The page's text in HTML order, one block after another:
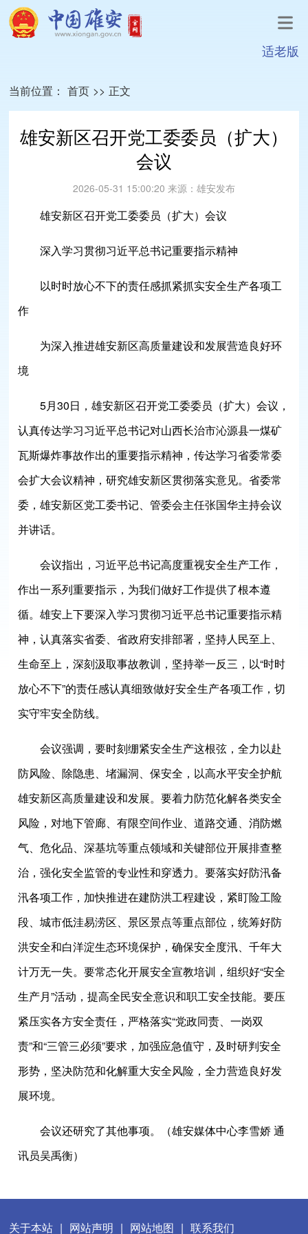
适老版
当前位置： 首页 >> 正文
雄安新区召开党工委委员（扩大）
会议
2026-05-31 15:00:20 来源： 雄安发布
雄安新区召开党工委委员（扩大）会议
深入学习贯彻习近平总书记重要指示精神
以时时放心不下的责任感抓紧抓实安全生产各项工
作
为深入推进雄安新区高质量建设和发展营造良好环
境
5月30日，雄安新区召开党工委委员（扩大）会议，
认真传达学习习近平总书记对山西长治市沁源县一煤矿
瓦斯爆炸事故作出的重要指示精神，传达学习省委常委
会扩大会议精神，研究雄安新区贯彻落实意见。省委常
委，雄安新区党工委书记、管委会主任张国华主持会议
并讲话。
会议指出，习近平总书记高度重视安全生产工作，
作出一系列重要指示，为我们做好工作提供了根本遵
循。雄安上下要深入学习贯彻习近平总书记重要指示精
神，认真落实省委、省政府安排部署，坚持人民至上、
生命至上，深刻汲取事故教训，坚持举一反三，以“时时
放心不下”的责任感认真细致做好安全生产各项工作，切
实守牢安全防线。
会议强调，要时刻绷紧安全生产这根弦，全力以赴
防风险、除隐患、堵漏洞、保安全，以高水平安全护航
雄安新区高质量建设和发展。要着力防范化解各类安全
风险，对地下管廊、有限空间作业、道路交通、消防燃
气、危化品、深基坑等重点领域和关键部位开展排查整
治，强化安全监管的专业性和穿透力。要落实好防汛备
汛各项工作，加快推进在建防洪工程建设，紧盯险工险
段、城市低洼易涝区、景区景点等重点部位，统筹好防
洪安全和白洋淀生态环境保护，确保安全度汛、千年大
计万无一失。要常态化开展安全宣教培训，组织好“安全
生产月”活动，提高全民安全意识和职工安全技能。要压
紧压实各方安全责任，严格落实“党政同责、一岗双
责”和“三管三必须”要求，加强应急值守，及时研判安全
形势，坚决防范和化解重大安全风险，全力营造良好发
展环境。
会议还研究了其他事项。（雄安媒体中心李雪娇 通
讯员吴禹衡）
关于本站 | 网站声明 | 网站地图 | 联系我们